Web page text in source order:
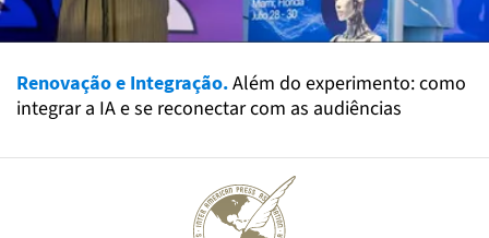
Renovação e Integração.Além do experimento: como
integrar a IA e se reconectar com as audiências